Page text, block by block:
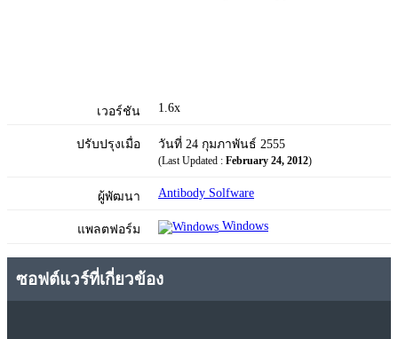
เวอร์ชัน 1.6x
ปรับปรุงเมื่อ วันที่ 24 กุมภาพันธ์ 2555
(Last Updated : February 24, 2012)
ผู้พัฒนา Antibody Solfware
แพลตฟอร์ม Windows
ซอฟต์แวร์ที่เกี่ยวข้อง